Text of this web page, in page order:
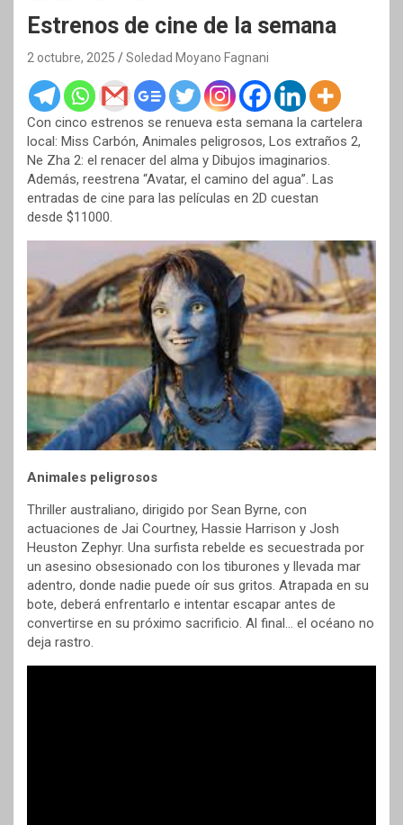
Estrenos de cine de la semana
2 octubre, 2025 Soledad Moyano Fagnani
Con cinco estrenos se renueva esta semana la cartelera
local: Miss Carbón, Animales peligrosos, Los extraños 2,
Ne Zha 2: el renacer del alma y Dibujos imaginarios.
Además, reestrena “Avatar, el camino del agua”. Las
entradas de cine para las películas en 2D cuestan
desde $11000.
Animales peligrosos
Thriller australiano, dirigido por Sean Byrne, con
actuaciones de Jai Courtney, Hassie Harrison y Josh
Heuston Zephyr. Una surfista rebelde es secuestrada por
un asesino obsesionado con los tiburones y llevada mar
adentro, donde nadie puede oír sus gritos. Atrapada en su
bote, deberá enfrentarlo e intentar escapar antes de
convertirse en su próximo sacrificio. Al final… el océano no
deja rastro.